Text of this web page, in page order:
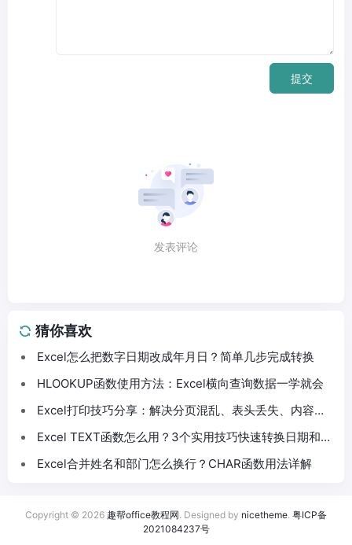
提交
发表评论
猜你喜欢
Excel怎么把数字日期改成年月日？简单几步完成转换
HLOOKUP函数使用方法：Excel横向查询数据一学就会
Excel打印技巧分享：解决分页混乱、表头丢失、内容截
Excel TEXT函数怎么用？3个实用技巧快速转换日期和数
Excel合并姓名和部门怎么换行？CHAR函数用法详解
Copyright © 2026 趣帮office教程网. Designed by nicetheme. 粤ICP备
2021084237号